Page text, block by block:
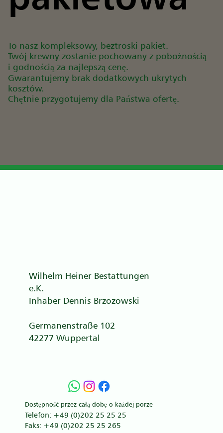
To nasz kompleksowy, beztroski pakiet.
Twój krewny zostanie pochowany z pobożnością
i godnością za najlepszą cenę.
Gwarantujemy brak dodatkowych ukrytych
kosztów.
Chętnie przygotujemy dla Państwa ofertę.
Dostępność przez całą dobę o każdej porze
Telefon: +49 (0)202 25 25 25
Faks: +49 (0)202 25 25 265
Wilhelm Heiner Bestattungen
e.K.
Inhaber Dennis Brzozowski
Germanenstraße 102
42277 Wuppertal